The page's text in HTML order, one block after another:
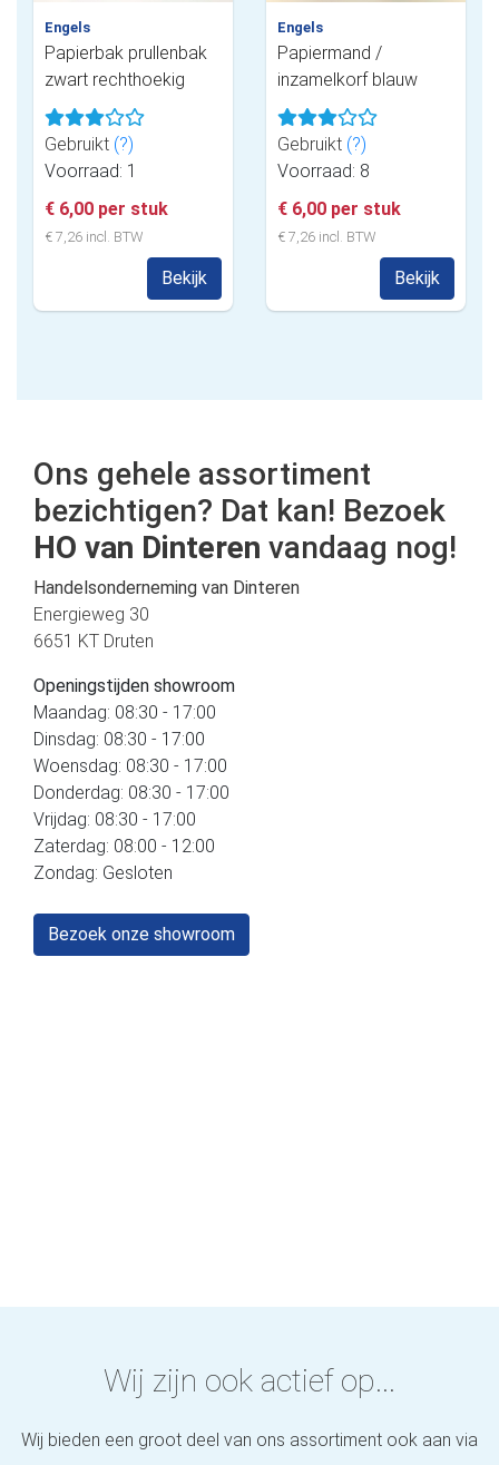
Engels
Papierbak prullenbak
zwart rechthoekig
Gebruikt (?)
Voorraad: 1
€ 6,00 per stuk
€ 7,26 incl. BTW
Bekijk
Engels
Papiermand /
inzamelkorf blauw
Gebruikt (?)
Voorraad: 8
€ 6,00 per stuk
€ 7,26 incl. BTW
Bekijk
Ons gehele assortiment
bezichtigen? Dat kan! Bezoek
HO van Dinteren vandaag nog!
Handelsonderneming van Dinteren
Energieweg 30
6651 KT Druten
Openingstijden showroom
Maandag: 08:30 - 17:00
Dinsdag: 08:30 - 17:00
Woensdag: 08:30 - 17:00
Donderdag: 08:30 - 17:00
Vrijdag: 08:30 - 17:00
Zaterdag: 08:00 - 12:00
Zondag: Gesloten
Bezoek onze showroom
Wij zijn ook actief op...
Wij bieden een groot deel van ons assortiment ook aan via